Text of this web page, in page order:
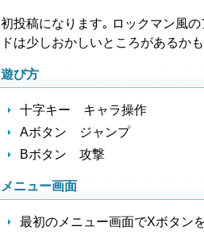
初投稿になります｡ ロックマン風
ドは少しおかしいところがあるか
遊び方
十字キー キャラ操作
Aボタン ジャンプ
Bボタン 攻撃
メニュー画面
最初のメニュー画面でXボタン